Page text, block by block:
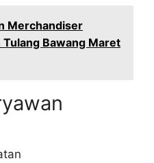
Merchandiser
Bawang Maret